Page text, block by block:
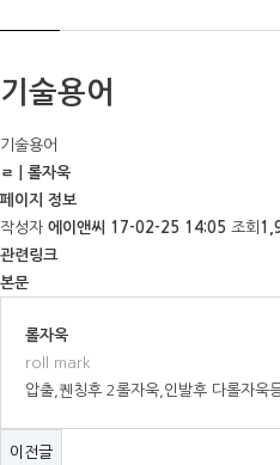
기술용어
기술용어
ㄹ | 롤자욱
페이지 정보
작성자 에이앤씨 17-02-25 14:05 조회
관련링크
본문
롤자욱
roll mark
압출,퀜칭후 2롤자욱,인발후 다롤자욱
이전글